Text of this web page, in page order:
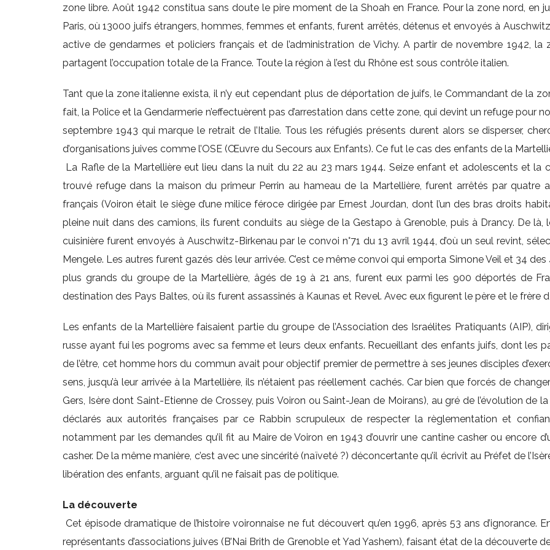
zone libre. Août 1942 constitua sans doute le pire moment de la Shoah en France. Pour la zone nord, en
Paris, où 13000 juifs étrangers, hommes, femmes et enfants, furent arrêtés, détenus et envoyés à
active de gendarmes et policiers français et de l’administration de Vichy. A partir de novembre 1942,
partagent l’occupation totale de la France. Toute la région à l’est du Rhône est sous contrôle italien.
Tant que la zone italienne exista, il n’y eut cependant plus de déportation de juifs, le Commandant de la
fait, la Police et la Gendarmerie n’effectuèrent pas d’arrestation dans cette zone, qui devint un refuge pour
septembre 1943 qui marque le retrait de l’Italie. Tous les réfugiés présents durent alors se disperser,
d’organisations juives comme l’OSE (Œuvre du Secours aux Enfants). Ce fut le cas des enfants de la
La Rafle de la Martellière eut lieu dans la nuit du 22 au 23 mars 1944. Seize enfant et adolescents et la
trouvé refuge dans la maison du primeur Perrin au hameau de la Martellière, furent arrêtés par quatre
français (Voiron était le siège d’une milice féroce dirigée par Ernest Jourdan, dont l’un des bras droits
pleine nuit dans des camions, ils furent conduits au siège de la Gestapo à Grenoble, puis à Drancy. De
cuisinière furent envoyés à Auschwitz-Birkenau par le convoi n°71 du 13 avril 1944, d’où un seul revint,
Mengele. Les autres furent gazés dès leur arrivée. C’est ce même convoi qui emporta Simone Veil et 34
plus grands du groupe de la Martellière, âgés de 19 à 21 ans, furent eux parmi les 900 déportés de
destination des Pays Baltes, où ils furent assassinés à Kaunas et Revel. Avec eux figurent le père et le frère
Les enfants de la Martellière faisaient partie du groupe de l’Association des Israélites Pratiquants (AIP),
russe ayant fui les pogroms avec sa femme et leurs deux enfants. Recueillant des enfants juifs, dont les
de l’être, cet homme hors du commun avait pour objectif premier de permettre à ses jeunes disciples
sens, jusqu’à leur arrivée à la Martellière, ils n’étaient pas réellement cachés. Car bien que forcés de
Gers, Isère dont Saint-Etienne de Crossey, puis Voiron ou Saint-Jean de Moirans), au gré de l’évolution de
déclarés aux autorités françaises par ce Rabbin scrupuleux de respecter la règlementation et
notamment par les demandes qu’il fit au Maire de Voiron en 1943 d’ouvrir une cantine casher ou encore
casher. De la même manière, c’est avec une sincérité (naïveté ?) déconcertante qu’il écrivit au Préfet de
libération des enfants, arguant qu’il ne faisait pas de politique.
La découverte
Cet épisode dramatique de l’histoire voironnaise ne fut découvert qu’en 1996, après 53 ans d’ignorance.
représentants d’associations juives (B’Nai Brith de Grenoble et Yad Yashem), faisant état de la découverte